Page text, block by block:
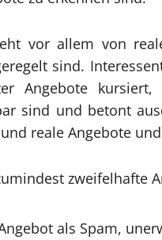
vor allem von
sind.
Angebote
sind und betont
reale Angebote
zweifelhafte
als Spam,